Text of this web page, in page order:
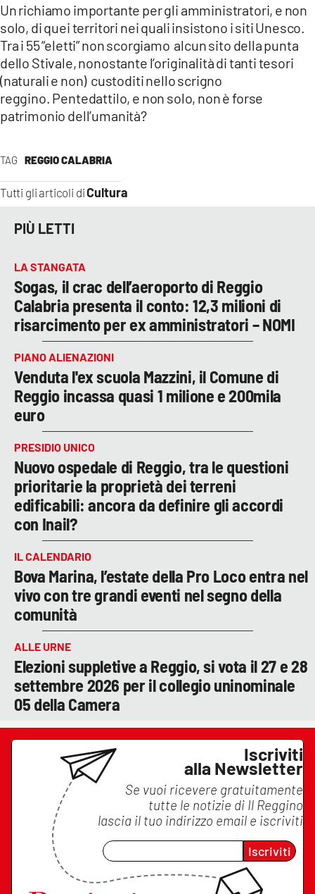
TAG REGGIO CALABRIA
Tutti gli articoli diCultura
Un richiamo importante per gli amministratori, e non
solo, di quei territori nei quali insistono i siti Unesco.
Tra i 55 “eletti” non scorgiamo alcun sito della punta
dello Stivale, nonostante l’originalità di tanti tesori
(naturali e non) custoditi nello scrigno
reggino. Pentedattilo, e non solo, non è forse
patrimonio dell’umanità?
PIÙ LETTI
LA STANGATA
Sogas, il crac dell’aeroporto di Reggio
Calabria presenta il conto: 12,3 milioni di
risarcimento per ex amministratori – NOMI
PIANO ALIENAZIONI
Venduta l'ex scuola Mazzini, il Comune di
Reggio incassa quasi 1 milione e 200mila
euro
PRESIDIO UNICO
Nuovo ospedale di Reggio, tra le questioni
prioritarie la proprietà dei terreni
edificabili: ancora da definire gli accordi
con Inail?
IL CALENDARIO
Bova Marina, l’estate della Pro Loco entra nel
vivo con tre grandi eventi nel segno della
comunità
ALLE URNE
Elezioni suppletive a Reggio, si vota il 27 e 28
settembre 2026 per il collegio uninominale
05 della Camera
Iscriviti
alla Newsletter
Se vuoi ricevere gratuitamente
tutte le notizie di Il Reggino
lascia il tuo indirizzo email e iscriviti
Iscriviti